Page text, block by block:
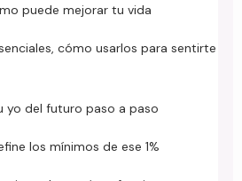
puede mejorar tu vida
cómo usarlos para sentirte
yo del futuro paso a paso
los mínimos de ese 1%